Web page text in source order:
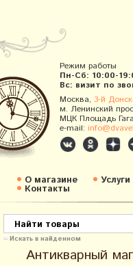
Режим работы
Пн-Сб: 10:00-
Вс: визит по
Москва, 3-й
м. Ленинский
МЦК Площадь
e-mail:
О магазине Услуги
Контакты
Искать в найденном
Антикварный